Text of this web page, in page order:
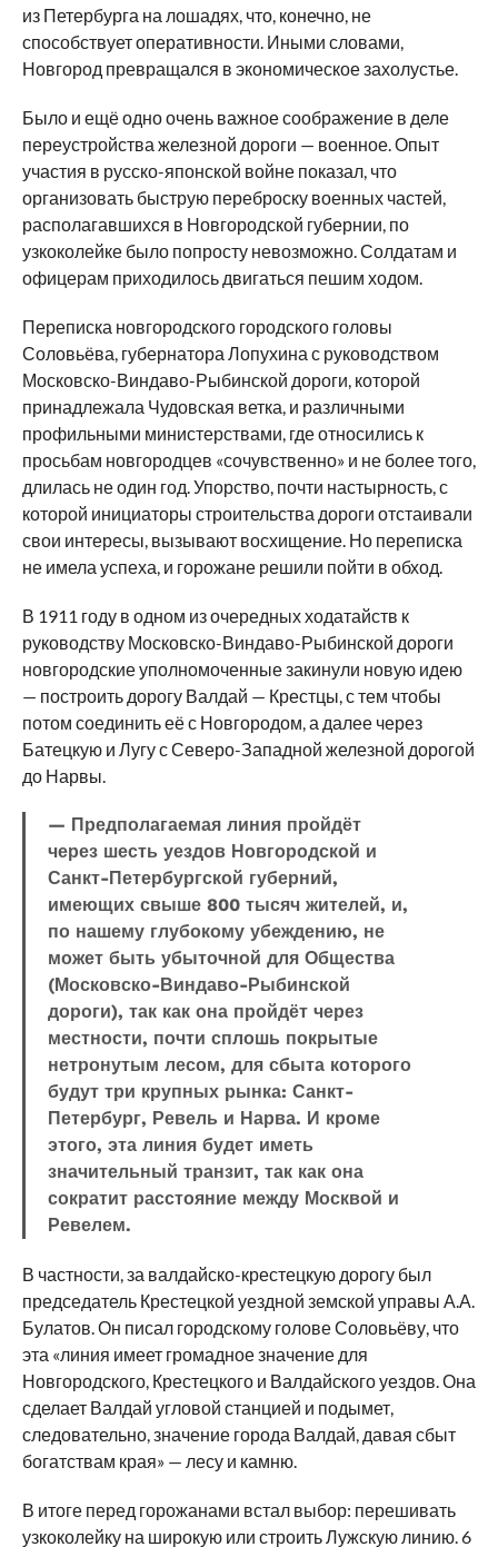
из Петербурга на лошадях, что, конечно, не
способствует оперативности. Иными словами,
Новгород превращался в экономическое захолустье.
Было и ещё одно очень важное соображение в деле
переустройства железной дороги — военное. Опыт
участия в русско-японской войне показал, что
организовать быструю переброску военных частей,
располагавшихся в Новгородской губернии, по
узкоколейке было попросту невозможно. Солдатам и
офицерам приходилось двигаться пешим ходом.
Переписка новгородского городского головы
Соловьёва, губернатора Лопухина с руководством
Московско-Виндаво-Рыбинской дороги, которой
принадлежала Чудовская ветка, и различными
профильными министерствами, где относились к
просьбам новгородцев «сочувственно» и не более того,
длилась не один год. Упорство, почти настырность, с
которой инициаторы строительства дороги отстаивали
свои интересы, вызывают восхищение. Но переписка
не имела успеха, и горожане решили пойти в обход.
В 1911 году в одном из очередных ходатайств к
руководству Московско-Виндаво-Рыбинской дороги
новгородские уполномоченные закинули новую идею
— построить дорогу Валдай — Крестцы, с тем чтобы
потом соединить её с Новгородом, а далее через
Батецкую и Лугу с Северо-Западной железной дорогой
до Нарвы.
— Предполагаемая линия пройдёт
через шесть уездов Новгородской и
Санкт-Петербургской губерний,
имеющих свыше 800 тысяч жителей, и,
по нашему глубокому убеждению, не
может быть убыточной для Общества
(Московско-Виндаво-Рыбинской
дороги), так как она пройдёт через
местности, почти сплошь покрытые
нетронутым лесом, для сбыта которого
будут три крупных рынка: Санкт-
Петербург, Ревель и Нарва. И кроме
этого, эта линия будет иметь
значительный транзит, так как она
сократит расстояние между Москвой и
Ревелем.
В частности, за валдайско-крестецкую дорогу был
председатель Крестецкой уездной земской управы А.А.
Булатов. Он писал городскому голове Соловьёву, что
эта «линия имеет громадное значение для
Новгородского, Крестецкого и Валдайского уездов. Она
сделает Валдай угловой станцией и подымет,
следовательно, значение города Валдай, давая сбыт
богатствам края» — лесу и камню.
В итоге перед горожанами встал выбор: перешивать
узкоколейку на широкую или строить Лужскую линию. 6